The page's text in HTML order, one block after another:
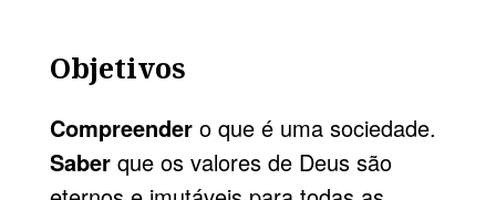
Objetivos
Compreender o que é uma sociedade.
Saber que os valores de Deus são